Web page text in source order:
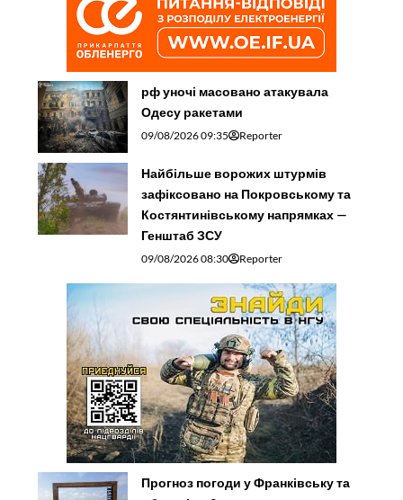
рф уночі масовано атакувала
Одесу ракетами
09/08/2026 09:35 Reporter
Найбільше ворожих штурмів
зафіксовано на Покровському та
Костянтинівському напрямках —
Генштаб ЗСУ
09/08/2026 08:30 Reporter
Прогноз погоди у Франківську та